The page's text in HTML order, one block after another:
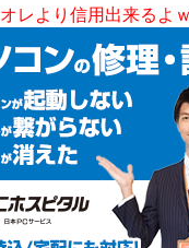
オレより信用出来るよｗ